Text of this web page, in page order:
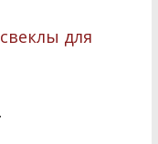
для